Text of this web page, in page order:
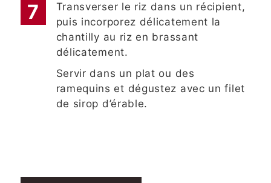
Transverser le riz dans un récipient,
puis incorporez délicatement la
chantilly au riz en brassant
délicatement.
Servir dans un plat ou des
ramequins et dégustez avec un filet
de sirop d’érable.